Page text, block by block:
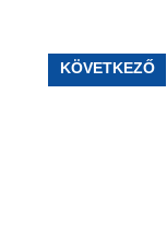
KÖVETKEZŐ